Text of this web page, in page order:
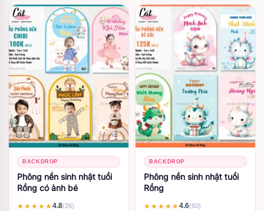
BACKDROP
Phông nền sinh nhật tuổi
Rồng có ảnh bé
★★★★★4.8(26)
BACKDROP
Phông nền sinh nhật tuổi
Rồng
★★★★★4.6(60)